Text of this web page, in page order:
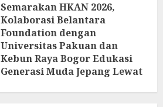
Semarakan HKAN 2026,
Kolaborasi Belantara
Foundation dengan
Universitas Pakuan dan
Kebun Raya Bogor Edukasi
Generasi Muda Jepang Lewat